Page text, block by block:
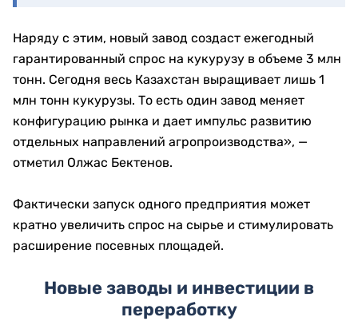
Наряду с этим, новый завод создаст ежегодный
гарантированный спрос на кукурузу в объеме 3 млн
тонн. Сегодня весь Казахстан выращивает лишь 1
млн тонн кукурузы. То есть один завод меняет
конфигурацию рынка и дает импульс развитию
отдельных направлений агропроизводства», —
отметил Олжас Бектенов.
Фактически запуск одного предприятия может
кратно увеличить спрос на сырье и стимулировать
расширение посевных площадей.
Новые заводы и инвестиции в
переработку